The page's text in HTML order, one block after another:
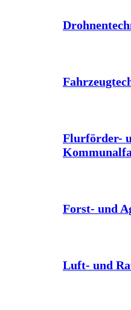
Flurförder-
Forst- und
Luft- und